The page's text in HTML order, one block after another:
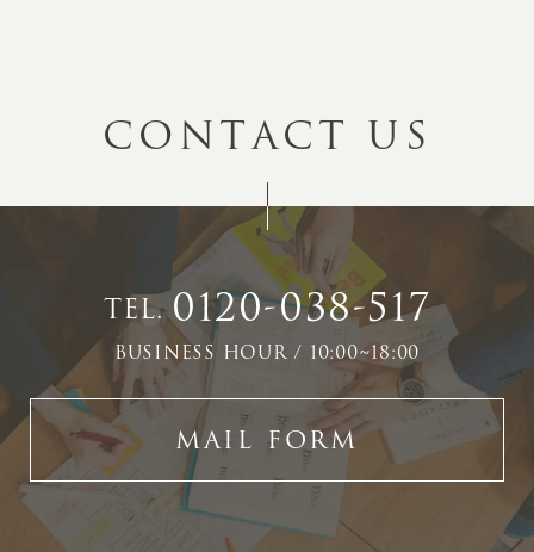
CONTACT US
TEL.0120-038-517
BUSINESS HOUR / 10:00~18:00
MAIL FORM